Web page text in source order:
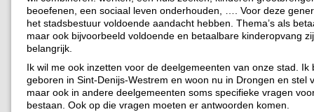
beoefenen, een sociaal leven onderhouden, …. Voor deze
het stadsbestuur voldoende aandacht hebben. Thema’s als
maar ook bijvoorbeeld voldoende en betaalbare kinderopvang
belangrijk.
Ik wil me ook inzetten voor de deelgemeenten van onze stad. Ik
geboren in Sint-Denijs-Westrem en woon nu in Drongen en stel
maar ook in andere deelgemeenten soms specifieke vragen
bestaan. Ook op die vragen moeten er antwoorden komen.